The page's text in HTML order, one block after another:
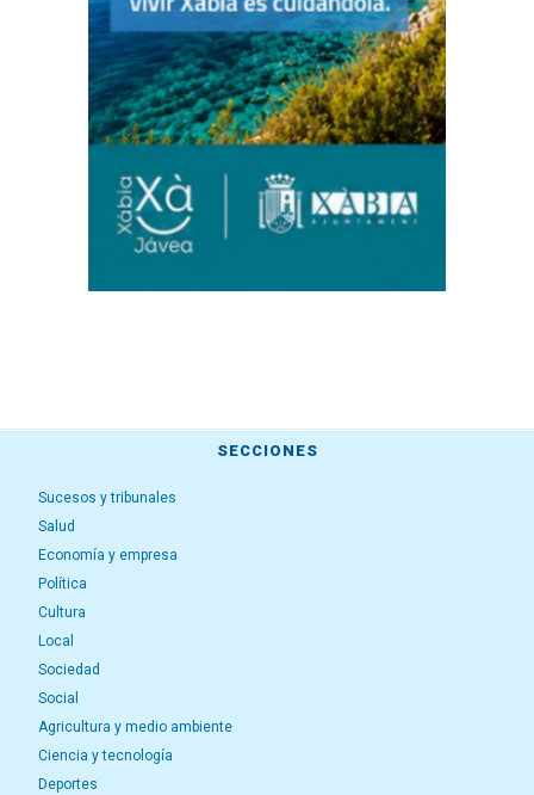
SECCIONES
Sucesos y tribunales
Salud
Economía y empresa
Política
Cultura
Local
Sociedad
Social
Agricultura y medio ambiente
Ciencia y tecnología
Deportes